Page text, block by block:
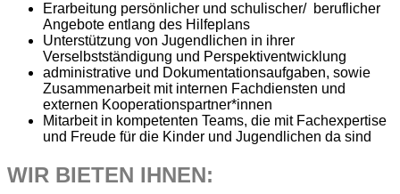
Erarbeitung persönlicher und schulischer/ beruflicher
Angebote entlang des Hilfeplans
Unterstützung von Jugendlichen in ihrer
Verselbstständigung und Perspektiventwicklung
administrative und Dokumentationsaufgaben, sowie
Zusammenarbeit mit internen Fachdiensten und
externen Kooperationspartner*innen
Mitarbeit in kompetenten Teams, die mit Fachexpertise
und Freude für die Kinder und Jugendlichen da sind
WIR BIETEN IHNEN: